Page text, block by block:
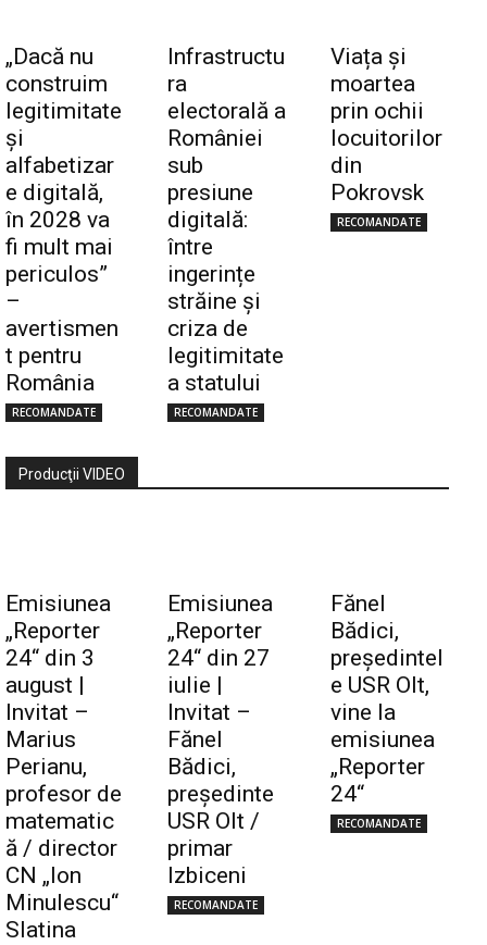
„Dacă nu
construim
legitimitate
și
alfabetizar
e digitală,
în 2028 va
fi mult mai
periculos”
–
avertismen
t pentru
România
RECOMANDATE
Infrastructu
ra
electorală a
României
sub
presiune
digitală:
între
ingerințe
străine și
criza de
legitimitate
a statului
RECOMANDATE
Viața și
moartea
prin ochii
locuitorilor
din
Pokrovsk
RECOMANDATE
Producţii VIDEO
Emisiunea
„Reporter
24“ din 3
august |
Invitat –
Marius
Perianu,
profesor de
matematic
ă / director
CN „Ion
Minulescu“
Slatina
Emisiunea
„Reporter
24“ din 27
iulie |
Invitat –
Fănel
Bădici,
preşedinte
USR Olt /
primar
Izbiceni
RECOMANDATE
Fănel
Bădici,
preşedintel
e USR Olt,
vine la
emisiunea
„Reporter
24“
RECOMANDATE